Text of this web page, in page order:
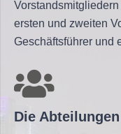
ersten und zweiten
Geschäftsführer und
Die Abteilungen